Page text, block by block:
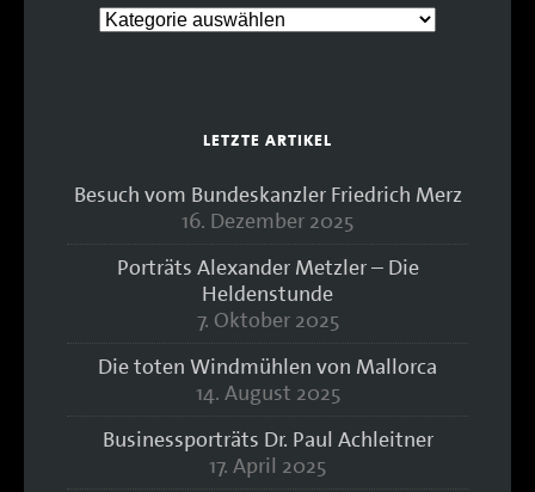
LETZTE ARTIKEL
Besuch vom Bundeskanzler Friedrich Merz
16. Dezember 2025
Porträts Alexander Metzler – Die
Heldenstunde
7. Oktober 2025
Die toten Windmühlen von Mallorca
14. August 2025
Businessporträts Dr. Paul Achleitner
17. April 2025